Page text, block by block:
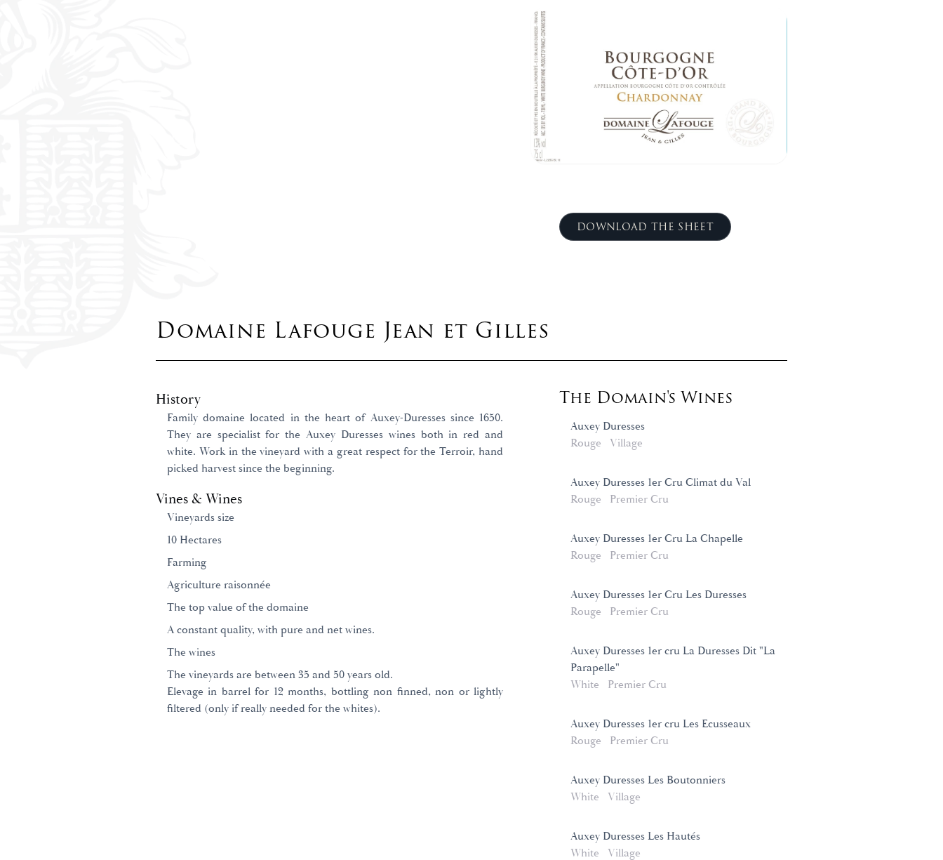
DOWNLOAD THE SHEET
Domaine Lafouge Jean et Gilles
History
Family domaine located in the heart of Auxey-Duresses since 1650.
They are specialist for the Auxey Duresses wines both in red and
white. Work in the vineyard with a great respect for the Terroir, hand
picked harvest since the beginning.
Vines & Wines
Vineyards size
10 Hectares
Farming
Agriculture raisonnée
The top value of the domaine
A constant quality, with pure and net wines.
The wines
The vineyards are between 35 and 50 years old.
Elevage in barrel for 12 months, bottling non finned, non or lightly
filtered (only if really needed for the whites).
The Domain's Wines
Auxey Duresses
Rouge
Village
Auxey Duresses 1er Cru Climat du Val
Rouge
Premier Cru
Auxey Duresses 1er Cru La Chapelle
Rouge
Premier Cru
Auxey Duresses 1er Cru Les Duresses
Rouge
Premier Cru
Auxey Duresses 1er cru La Duresses Dit "La
Parapelle"
White
Premier Cru
Auxey Duresses 1er cru Les Ecusseaux
Rouge
Premier Cru
Auxey Duresses Les Boutonniers
White
Village
Auxey Duresses Les Hautés
White
Village